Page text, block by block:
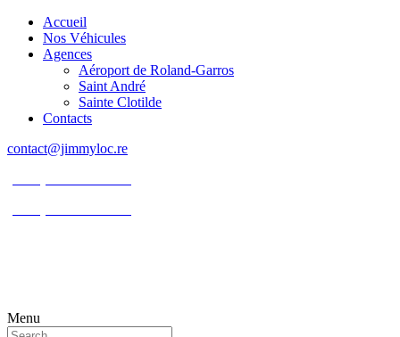
Accueil
Nos Véhicules
Agences
Aéroport de Roland-Garros
Saint André
Sainte Clotilde
Contacts
contact@jimmyloc.re
Menu